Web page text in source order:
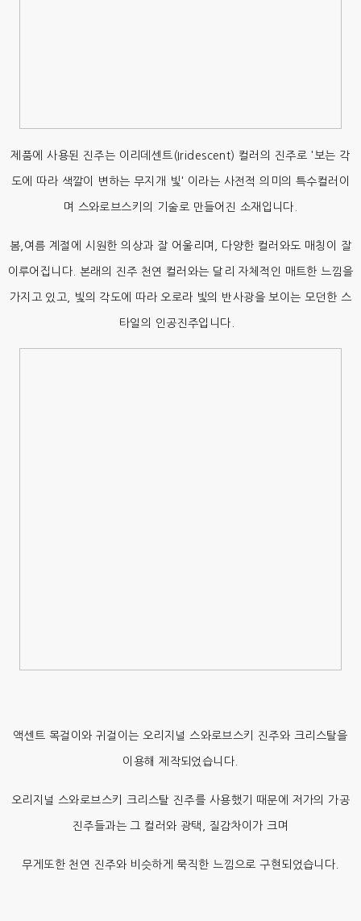
제품에 사용된 진주는 이리데센트(Iridescent) 컬러의 진주로 '보는 각
도에 따라 색깔이 변하는 무지개 빛' 이라는 사전적 의미의 특수컬러이
며 스와로브스키의 기술로 만들어진 소재입니다.
봄,여름 계절에 시원한 의상과 잘 어울리며, 다양한 컬러와도 매칭이 잘
이루어집니다. 본래의 진주 천연 컬러와는 달리 자체적인 매트한 느낌을
가지고 있고, 빛의 각도에 따라 오로라 빛의 반사광을 보이는 모던한 스
타일의 인공진주입니다.
액센트 목걸이와 귀걸이는 오리지널 스와로브스키 진주와 크리스탈을
이용해 제작되었습니다.
오리지널 스와로브스키 크리스탈 진주를 사용했기 때문에 저가의 가공
진주들과는 그 컬러와 광택, 질감차이가 크며
무게또한 천연 진주와 비슷하게 묵직한 느낌으로 구현되었습니다.